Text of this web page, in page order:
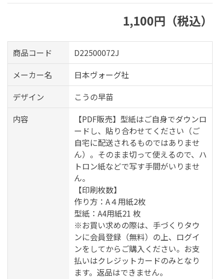
1,100円（税込）
商品コード
D22500072J
メーカー名
日本ヴォーグ社
デザイン
こうの早苗
内容
【PDF販売】型紙はご自身でダウンロ
ードし、貼り合わせてください（ご
自宅に配送されるものではありませ
ん）。そのまま切って使えるので、ハ
トロン紙などで写す手間がいりませ
ん。
【印刷枚数】
作り方：A４用紙2枚
型紙：A4用紙21 枚
※お買い求めの際は、手づくりタウ
ンに会員登録（無料）の上、ログイ
ンをしてからご購入ください。お支
払いはクレジットカードのみとなり
ます。返品はできません。